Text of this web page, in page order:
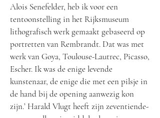
Alois Senefelder, heb ik voor een
tentoonstelling in het Rijksmuseum
lithografisch werk gemaakt gebaseerd op
portretten van Rembrandt. Dat was met
werk van Goya, Toulouse-Lautrec, Picasso,
Escher. Ik was de enige levende
kunstenaar, de enige die met een pilsje in
de hand bij de opening aanwezig kon
zijn.’ Harald Vlugt heeft zijn zeventiende-